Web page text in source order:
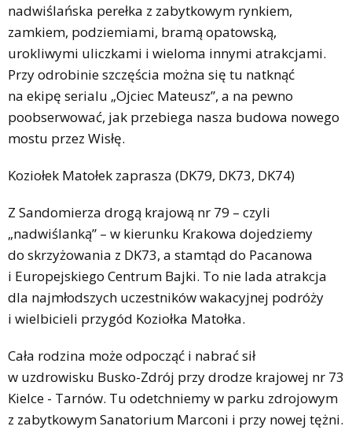
nadwiślańska perełka z zabytkowym rynkiem,
zamkiem, podziemiami, bramą opatowską,
urokliwymi uliczkami i wieloma innymi atrakcjami.
Przy odrobinie szczęścia można się tu natknąć
na ekipę serialu „Ojciec Mateusz”, a na pewno
poobserwować, jak przebiega nasza budowa nowego
mostu przez Wisłę.
Koziołek Matołek zaprasza (DK79, DK73, DK74)
Z Sandomierza drogą krajową nr 79 – czyli
„nadwiślanką” – w kierunku Krakowa dojedziemy
do skrzyżowania z DK73, a stamtąd do Pacanowa
i Europejskiego Centrum Bajki. To nie lada atrakcja
dla najmłodszych uczestników wakacyjnej podróży
i wielbicieli przygód Koziołka Matołka.
Cała rodzina może odpocząć i nabrać sił
w uzdrowisku Busko-Zdrój przy drodze krajowej nr 73
Kielce - Tarnów. Tu odetchniemy w parku zdrojowym
z zabytkowym Sanatorium Marconi i przy nowej tężni.